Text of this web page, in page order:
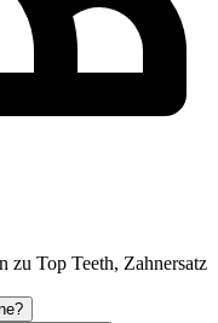
zu Top Teeth, Zahnersatz